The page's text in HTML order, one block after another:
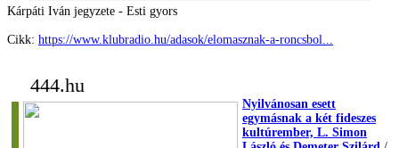
Kárpáti Iván jegyzete - Esti gyors
Cikk: https://www.klubradio.hu/adasok/elomasznak-a-roncsbol...
444.hu
Nyilvánosan esett
egymásnak a két fideszes
kultúrember, L. Simon